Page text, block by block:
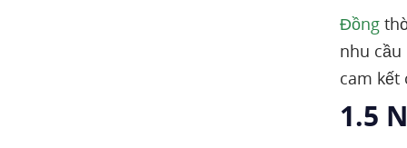
Đồng
nhu cầu
cam kết
1.5